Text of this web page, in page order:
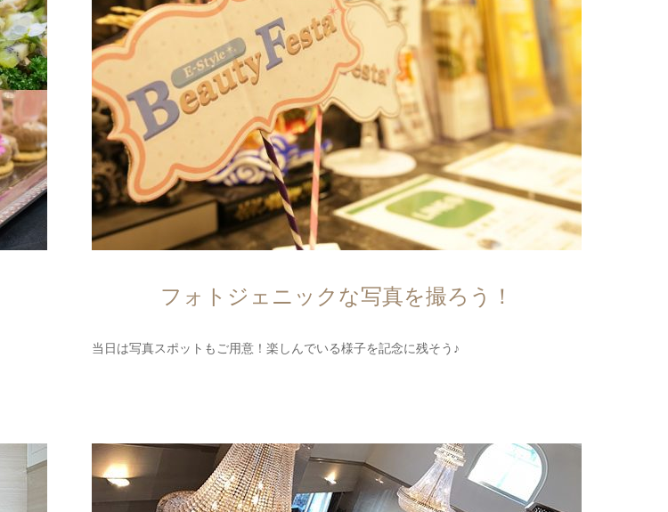
フォトジェニックな写真を撮ろう！
当日は写真スポットもご用意！楽しんでいる様子を記念に残そう♪